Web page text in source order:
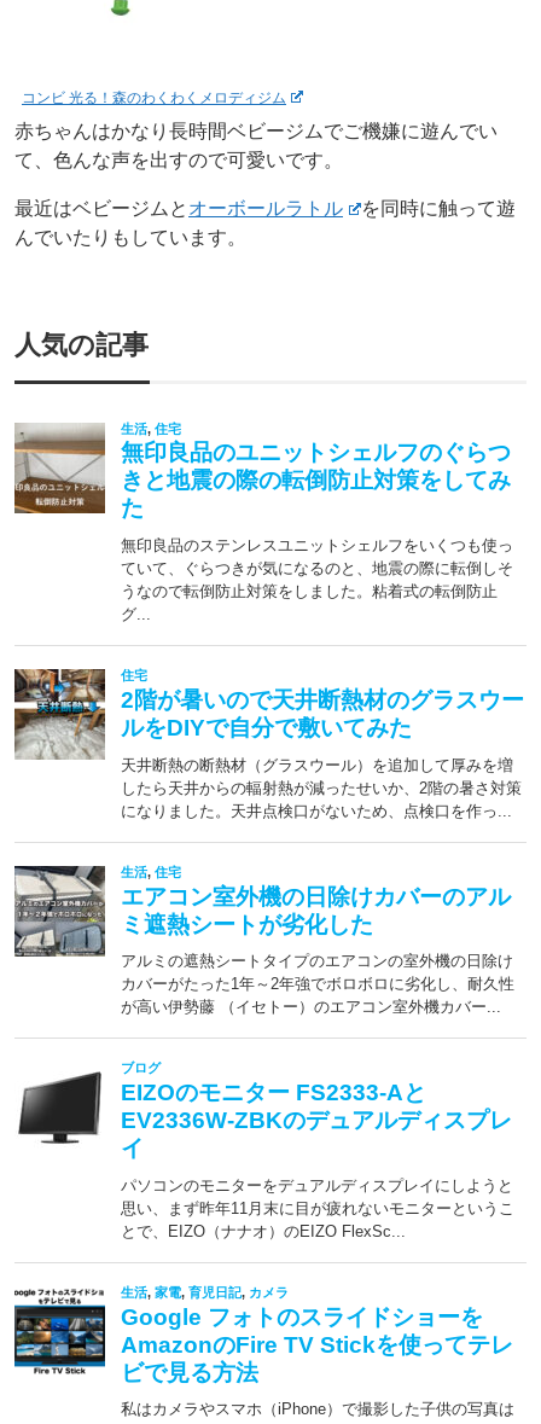
コンビ 光る！森のわくわくメロディジム
赤ちゃんはかなり長時間ベビージムでご機嫌に遊んでい
て、色んな声を出すので可愛いです。
最近はベビージムと オーボールラトル
を同時に触って遊
んでいたりもしています。
人気の記事